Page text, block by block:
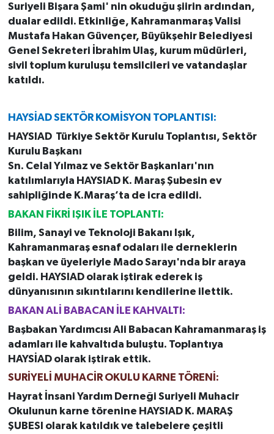
Suriyeli Bişara Şami' nin okuduğu şiirin ardından,
dualar edildi. Etkinliğe, Kahramanmaraş Valisi
Mustafa Hakan Güvençer, Büyükşehir Belediyesi
Genel Sekreteri İbrahim Ulaş, kurum müdürleri,
sivil toplum kuruluşu temsilcileri ve vatandaşlar
katıldı.
HAYSİAD SEKTÖR KOMİSYON TOPLANTISI:
HAYSIAD Türkiye Sektör Kurulu Toplantısı, Sektör
Kurulu Başkanı
Sn. Celal Yılmaz ve Sektör Başkanları'nın
katılımlarıyla HAYSIAD K. Maraş Şubesin ev
sahipliğinde K.Maraş’ta de icra edildi.
BAKAN FİKRİ IŞIK İLE TOPLANTI:
Bilim, Sanayi ve Teknoloji Bakanı Işık,
Kahramanmaraş esnaf odaları ile derneklerin
başkan ve üyeleriyle Mado Sarayı'nda bir araya
geldi. HAYSIAD olarak iştirak ederek iş
dünyanısının sıkıntılarını kendilerine ilettik.
BAKAN ALİ BABACAN İLE KAHVALTI:
Başbakan Yardımcısı Ali Babacan Kahramanmaraş iş
adamları ile kahvaltıda buluştu. Toplantıya
HAYSİAD olarak iştirak ettik.
SURİYELİ MUHACİR OKULU KARNE TÖRENİ:
Hayrat İnsani Yardım Derneği Suriyeli Muhacir
Okulunun karne törenine HAYSIAD K. MARAŞ
ŞUBESI olarak katıldık ve talebelere çeşitli